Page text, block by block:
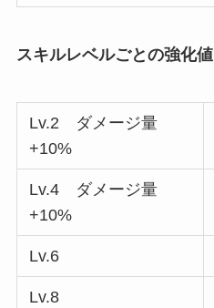
スキルレベルごとの強化値
Lv.2 ダメージ量
+10%
Lv.4 ダメージ量
+10%
Lv.6
Lv.8